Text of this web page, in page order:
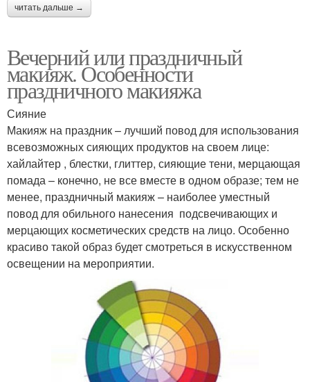
читать дальше →
Вечерний или праздничный
макияж. Особенности
праздничного макияжа
Сияние
Макияж на праздник – лучший повод для использования
всевозможных сияющих продуктов на своем лице:
хайлайтер , блестки, глиттер, сияющие тени, мерцающая
помада – конечно, не все вместе в одном образе; тем не
менее, праздничный макияж – наиболее уместный
повод для обильного нанесения подсвечивающих и
мерцающих косметических средств на лицо. Особенно
красиво такой образ будет смотреться в искусственном
освещении на мероприятии.